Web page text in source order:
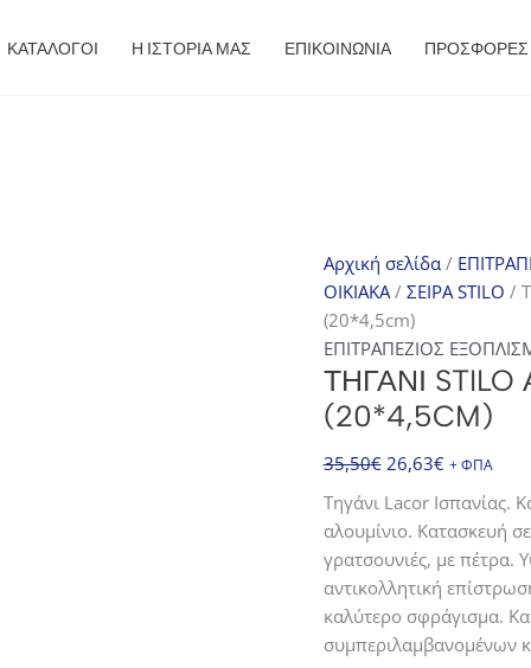
ΚΑΤΑΛΟΓΟΙ Η ΙΣΤΟΡΙΑ ΜΑΣ ΕΠΙΚΟΙΝΩΝΙΑ ΠΡΟΣΦΟΡΈΣ
Αρχική σελίδα/
ΟΙΚΙΑΚΑ/ ΣΕΙΡΑ STILO /
(20*4,5cm)
ΕΠΙΤΡΑΠΕΖΙΟΣ
ΤΗΓΆΝΙ
(20*4,5CM)
35,50€ Original
35,50€.
26,63€Η
τρέχουσα
είναι:
26,63€.
+ ΦΠΑ
Τηγάνι Lacor Ισπανίας.
αλουμίνιο. Κατασκευή
γρατσουνιές, με πέτρα.
αντικολλητική
καλύτερο σφράγισμα.
συμπεριλαμβανομένων